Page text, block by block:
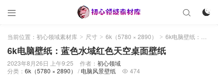
 

当前位置： 初心领域素材库 > 尺寸 > 6k（5780 × 2890） > 6k电脑壁纸：蓝色水域红色天空桌面壁纸
6k电脑壁纸：蓝色水域红色天空桌面壁纸
2023年8月26日 上午9:25 作者： 初心领域
分类： 6k（5780 × 2890） / 电脑风景壁纸  474